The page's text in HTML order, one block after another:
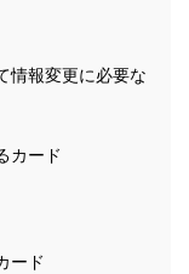
情報変更に必要な
カード
ード